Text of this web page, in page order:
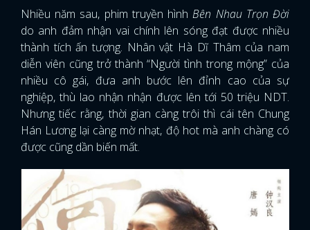
Nhiều năm sau, phim truyền hình Bên Nhau Trọn Đời
do anh đảm nhận vai chính lên sóng đạt được nhiều
thành tích ấn tượng. Nhân vật Hà Dĩ Thâm của nam
diễn viên cũng trở thành “Người tình trong mộng” của
nhiều cô gái, đưa anh bước lên đỉnh cao của sự
nghiệp, thù lao nhận nhận được lên tới 50 triệu NDT.
Nhưng tiếc rằng, thời gian càng trôi thì cái tên Chung
Hán Lương lại càng mờ nhạt, độ hot mà anh chàng có
được cũng dần biến mất.